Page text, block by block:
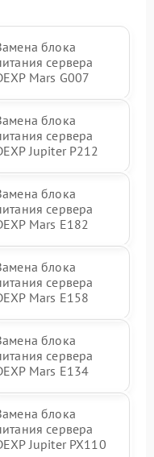
блока
сервера
Mars G007
блока
сервера
Jupiter P212
блока
сервера
Mars E182
блока
сервера
Mars E158
блока
сервера
Mars E134
блока
сервера
Jupiter PX110